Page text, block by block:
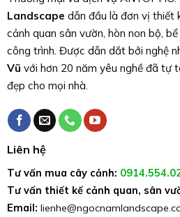
Landscape dẫn đầu là đơn vị thiết
cảnh quan sân vườn, hòn non bộ,
công trình. Được dẫn dắt bởi nghệ
Vũ với hơn 20 năm yêu nghề đã tự
đẹp cho mọi nhà.
Liên hệ
Tư vấn mua cây cảnh:
Tư vấn thiết kế cảnh quan, sân
Email: